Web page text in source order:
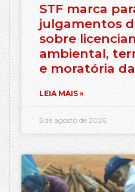
STF marca
julgamentos
sobre
ambiental,
e moratória
LEIA MAIS »
5 de agosto de 2026